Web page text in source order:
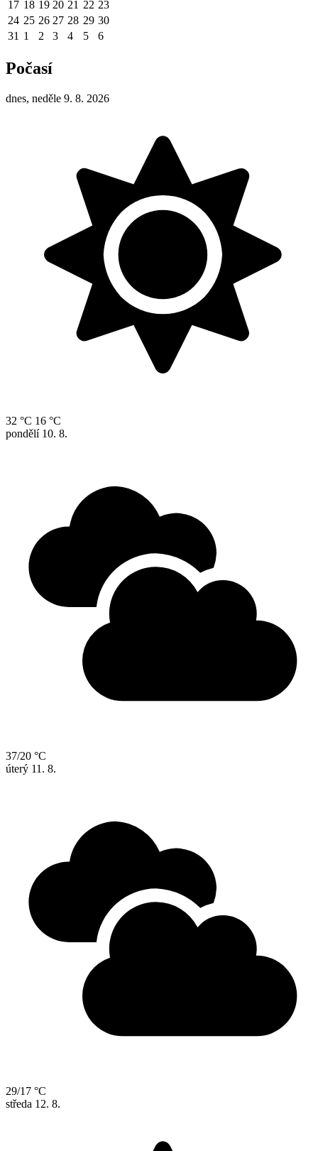
17 18 19 20 21 22 23
24 25 26 27 28 29 30
31 1 2 3 4 5 6
Počasí
dnes, neděle 9. 8. 2026
32 °C 16 °C
pondělí 10. 8.
37/20 °C
úterý 11. 8.
29/17 °C
středa 12. 8.